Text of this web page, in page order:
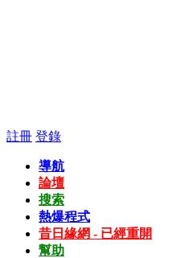
註冊 登錄
導航
論壇
搜索
熱爆程式
昔日緣網 - 已經重開
幫助